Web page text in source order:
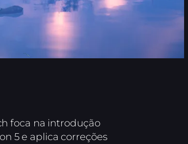
foca na introdução
5 e aplica correções